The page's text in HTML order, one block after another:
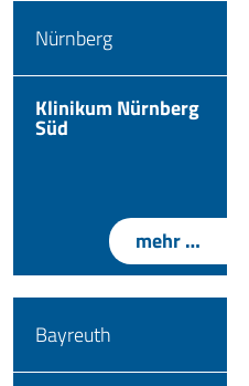
Nürnberg
Klinikum Nürnberg
Süd
mehr …
Bayreuth